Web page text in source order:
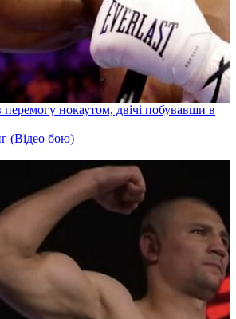
нокаутом, двічі побувавши в
(Відео бою)